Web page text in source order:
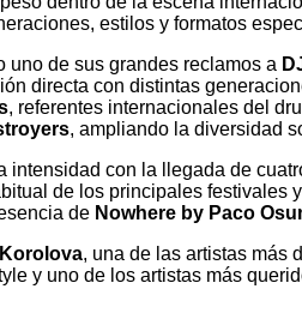
estilos y formatos
uno de sus grandes reclamos a
directa con distintas
, referentes internacionales del
, ampliando la diversidad
intensidad con la llegada de
de los principales festivales
de Nowhere by Paco
Korolova, una de las artistas más
y uno de los artistas más